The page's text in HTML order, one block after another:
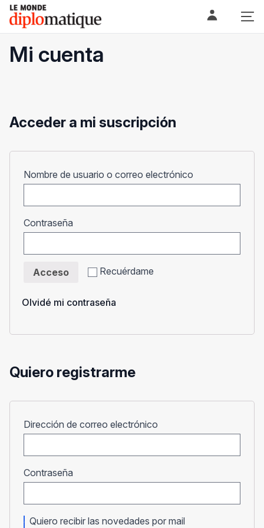
Skip
content
Le monde diplomatique
Mi cuenta
Acceder a mi suscripción
Nombre de usuario o correo electrónico
Contraseña
Recuérdame
Acceso
Olvidé mi contraseña
Quiero registrarme
Dirección de correo electrónico
Contraseña
Quiero recibir las novedades por mail